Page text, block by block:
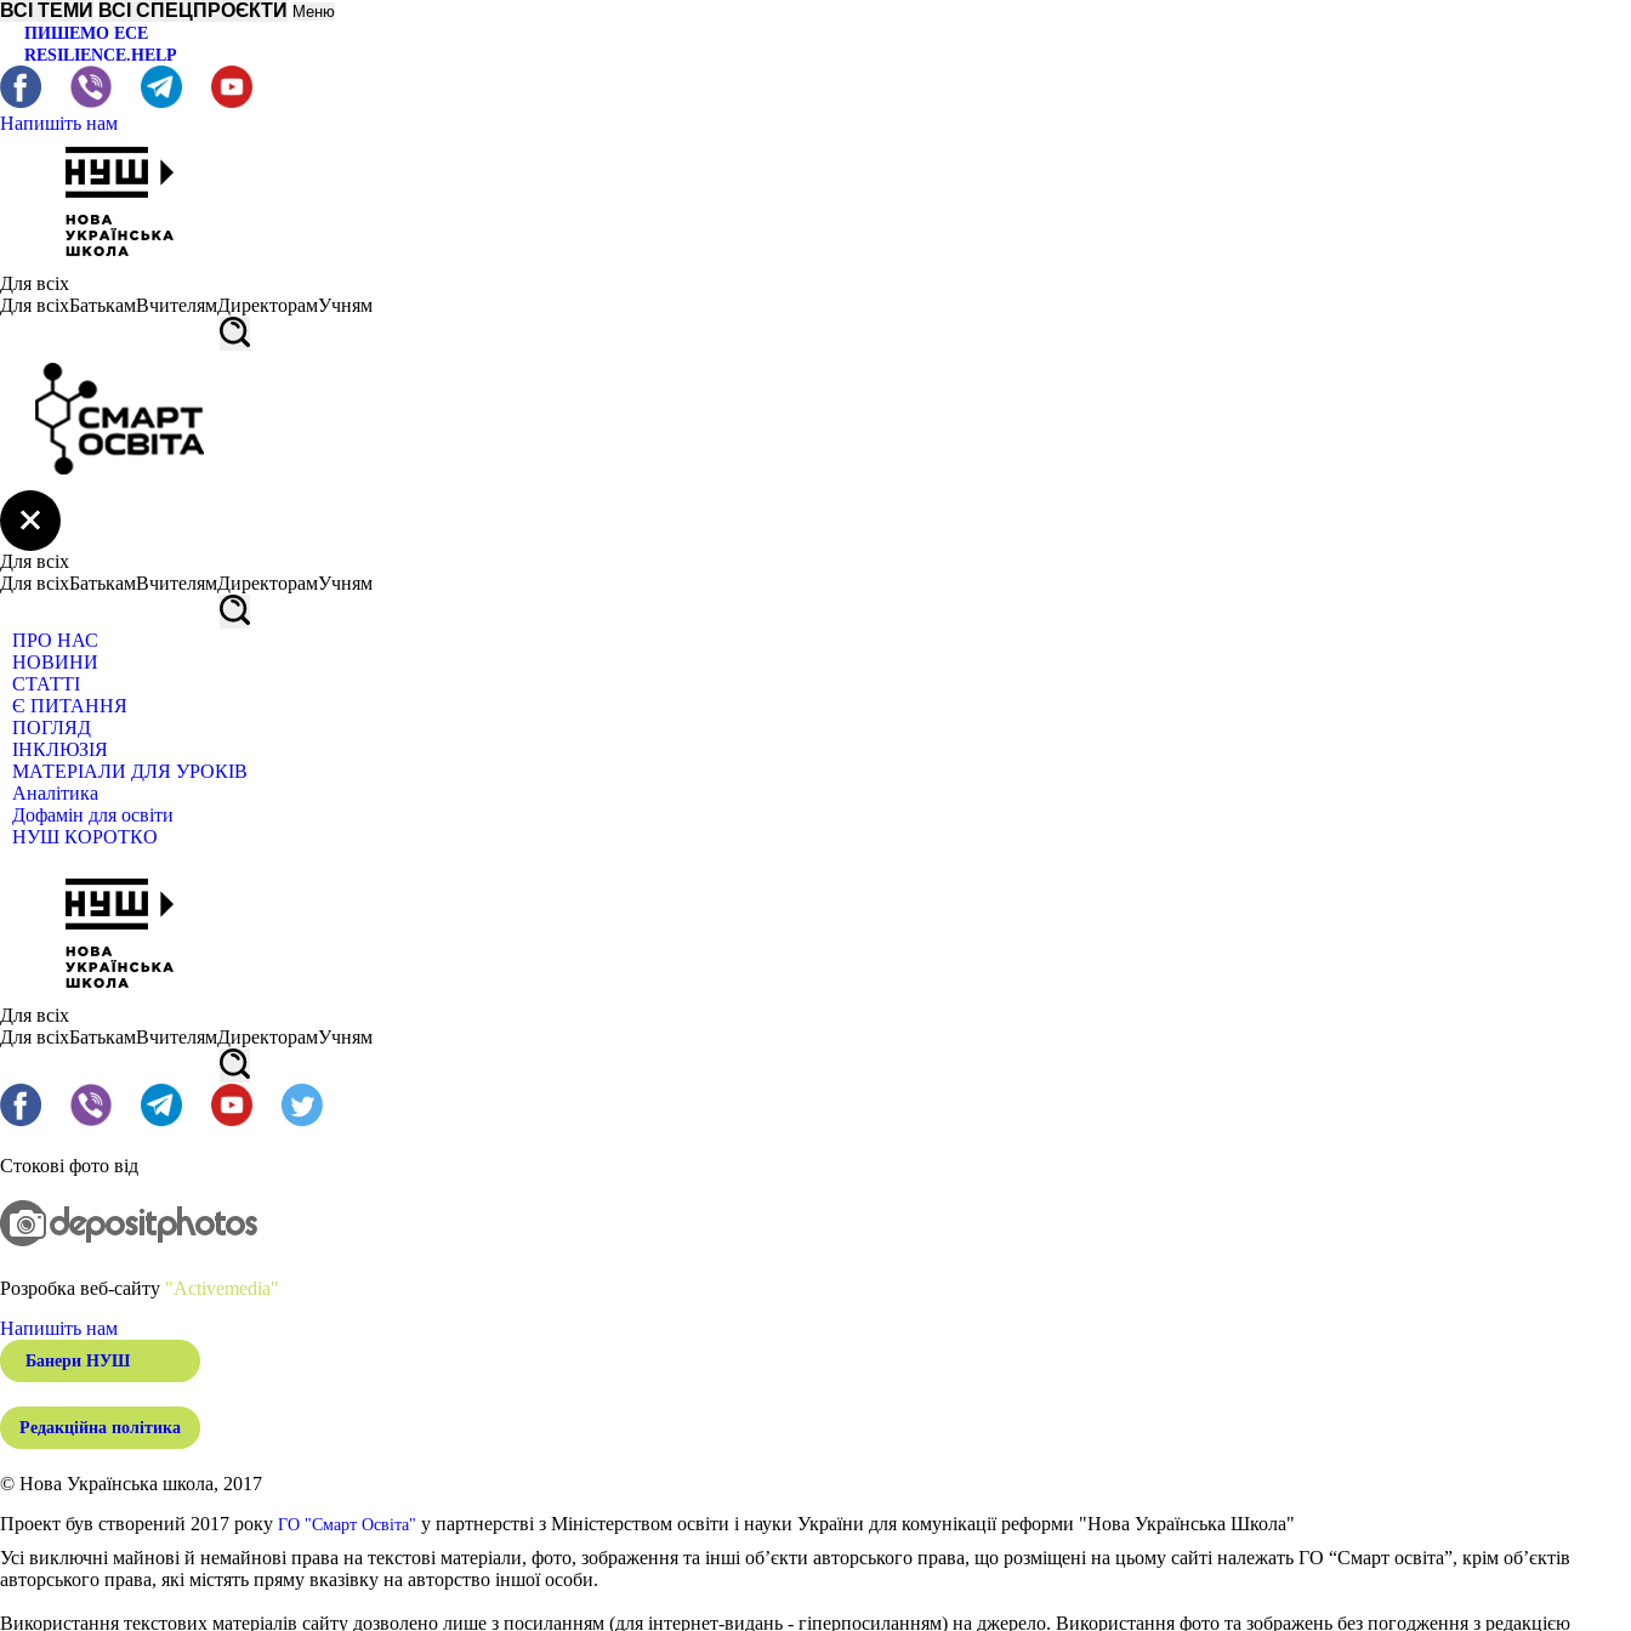
ВСІ ТЕМИ ВСІ СПЕЦПРОЄКТИ Меню
ПИШЕМО ЕСЕ
RESILIENCE.HELP
Напишіть нам
Для всіх
Для всіхБатькамВчителямДиректорамУчням
Для всіх
Для всіхБатькамВчителямДиректорамУчням
ПРО НАС
НОВИНИ
СТАТТІ
Є ПИТАННЯ
ПОГЛЯД
ІНКЛЮЗІЯ
МАТЕРІАЛИ ДЛЯ УРОКІВ
Аналітика
Дофамін для освіти
НУШ КОРОТКО
Для всіх
Для всіхБатькамВчителямДиректорамУчням
Стокові фото від
Розробка веб-сайту "Activemedia"
Напишіть нам
Банери НУШ
Редакційна політика
© Нова Українська школа, 2017
Проект був створений 2017 року ГО "Смарт Освіта" у партнерстві з Міністерством освіти і науки України для комунікації реформи "Нова Українська Школа"
Усі виключні майнові й немайнові права на текстові матеріали, фото, зображення та інші об’єкти авторського права, що розміщені на цьому сайті належать ГО “Смарт освіта”, крім об’єктів
авторського права, які містять пряму вказівку на авторство іншої особи.
Використання текстових матеріалів сайту дозволено лише з посиланням (для інтернет-видань - гіперпосиланням) на джерело. Використання фото та зображень без погодження з редакцією